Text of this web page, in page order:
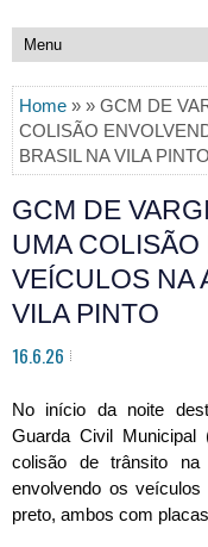
Home » » GCM DE
COLISÃO
BRASIL NA VILA PINTO
GCM DE
UMA
VEÍCULOS NA
VILA PINTO
16.6.26
No início da noite
Guarda Civil
colisão de trânsito
envolvendo os
preto, ambos com